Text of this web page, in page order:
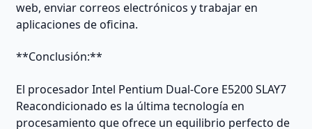
web, enviar correos electrónicos y trabajar en
aplicaciones de oficina.
**Conclusión:**
El procesador Intel Pentium Dual-Core E5200 SLAY7
Reacondicionado es la última tecnología en
procesamiento que ofrece un equilibrio perfecto de